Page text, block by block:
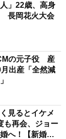
」22歳、高身
長岡花火大会
の元子役 産
出産「全然減
見るとイケメ
も再会、ジョー
へ！【新婚さ